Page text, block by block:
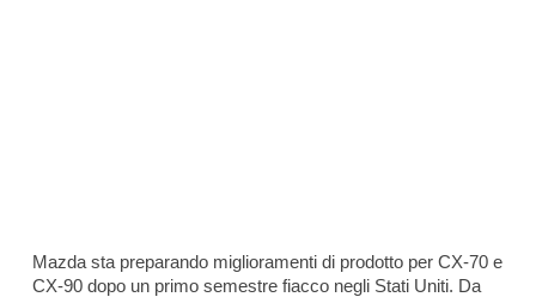
Mazda sta preparando miglioramenti di prodotto per CX-70 e
CX-90 dopo un primo semestre fiacco negli Stati Uniti. Da